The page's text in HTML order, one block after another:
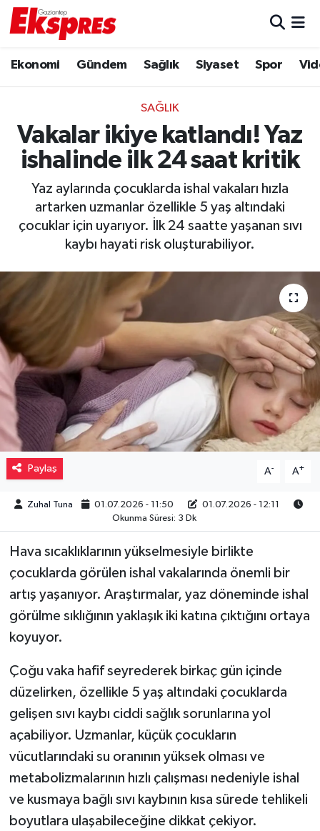
Ekonomi Gündem Sağlık Siyaset Spor
SAĞLIK
Vakalar ikiye katlandı! Yaz
ishalinde ilk 24 saat kritik
Yaz aylarında çocuklarda ishal vakaları hızla
artarken uzmanlar özellikle 5 yaş altındaki
çocuklar için uyarıyor. İlk 24 saatte yaşanan sıvı
kaybı hayati risk oluşturabiliyor.
Paylaş A- A+
Zuhal Tuna 01.07.2026 - 11:50
01.07.2026 - 12:11
Okunma Süresi: 3 Dk
Hava sıcaklıklarının yükselmesiyle birlikte
çocuklarda görülen ishal vakalarında önemli bir
artış yaşanıyor. Araştırmalar, yaz döneminde ishal
görülme sıklığının yaklaşık iki katına çıktığını ortaya
koyuyor.
Çoğu vaka hafif seyrederek birkaç gün içinde
düzelirken, özellikle 5 yaş altındaki çocuklarda
gelişen sıvı kaybı ciddi sağlık sorunlarına yol
açabiliyor. Uzmanlar, küçük çocukların
vücutlarındaki su oranının yüksek olması ve
metabolizmalarının hızlı çalışması nedeniyle ishal
ve kusmaya bağlı sıvı kaybının kısa sürede tehlikeli
boyutlara ulaşabileceğine dikkat çekiyor.
Ekonomi
Gaziantep son dakika
Genel
Gündem
Haberler
Kültür Sanat
Magazin
Müzik
Piyasa
Resmi İlanlar
Sağlık
Teknoloji
Türkiye
Video Haber
Yaşam
Yeme-İçme
Yemek
Trafik Durumu
Puan Durumu ve Fikstür
Tüm Manşetler
Son Dakika Haberleri
Haber Arşivi